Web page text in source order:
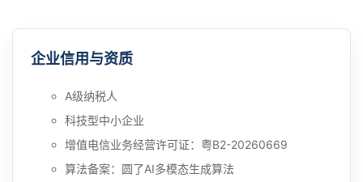
企业信用与资质
A级纳税人
科技型中小企业
增值电信业务经营许可证：粤B2-20260669
算法备案：圆了AI多模态生成算法